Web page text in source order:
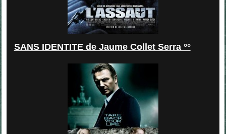
SANS IDENTITE de Jaume Collet Serra °°